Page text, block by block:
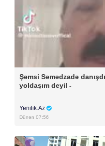
Şəmsi Səmədzadə
yoldaşım deyil -
Yenilik.Az
Dünən 07:56